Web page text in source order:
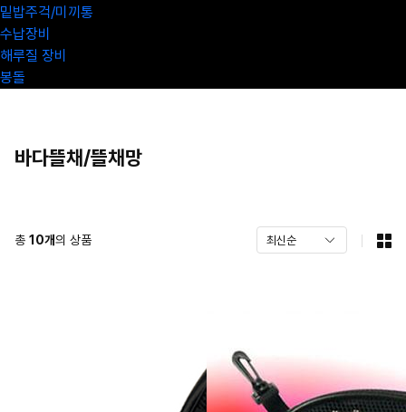
밑밥주걱/미끼통
수납장비
해루질 장비
봉돌
바다뜰채/뜰채망
총 10개의 상품